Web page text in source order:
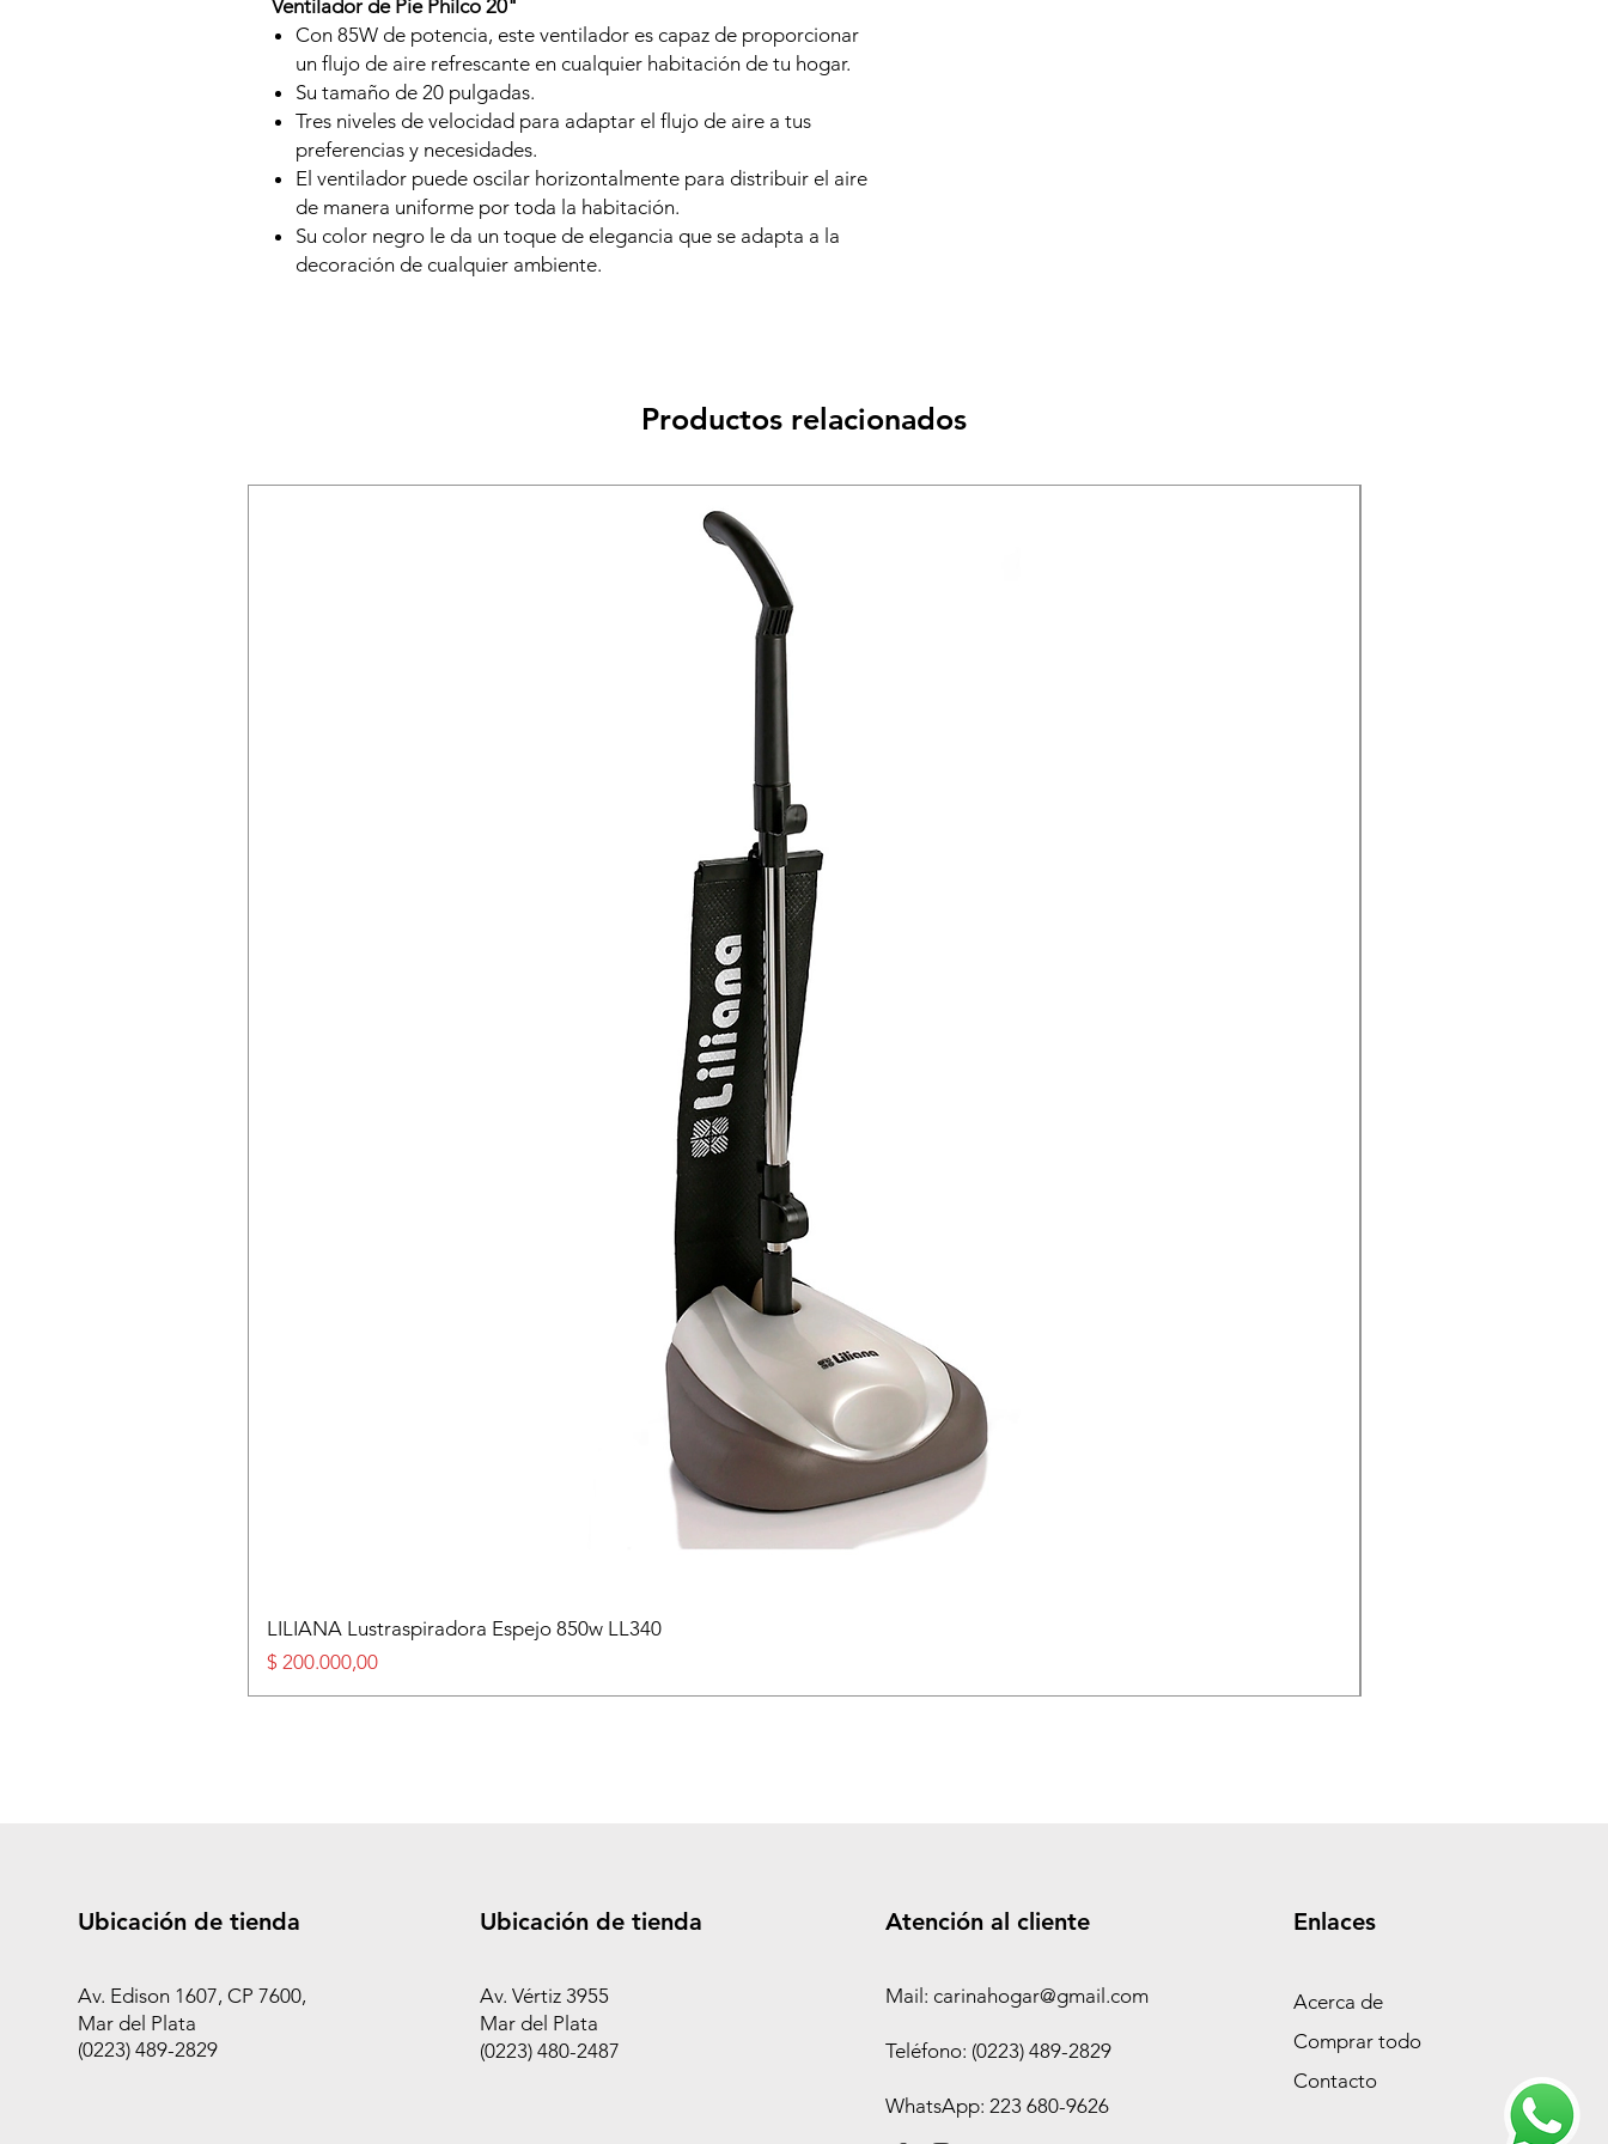
Ventilador de Pie Philco 20"
Con 85W de potencia, este ventilador es capaz de proporcionar
un flujo de aire refrescante en cualquier habitación de tu hogar.
Su tamaño de 20 pulgadas.
Tres niveles de velocidad para adaptar el flujo de aire a tus
preferencias y necesidades.
El ventilador puede oscilar horizontalmente para distribuir el aire
de manera uniforme por toda la habitación.
Su color negro le da un toque de elegancia que se adapta a la
decoración de cualquier ambiente.
Productos relacionados
LILIANA Lustraspiradora Espejo 850w LL340
Precio
$ 200.000,00
Ubicación de tienda
Av. Edison 1607, CP 7600,
Mar del Plata
(0223) 489-2829
Ubicación de tienda
Av. Vértiz 3955
Mar del Plata
(0223) 480-2487
Atención al cliente
Mail: carinahogar@gmail.com
Teléfono: (0223) 489-2829
WhatsApp: 223 680-9626
Enlaces
Acerca de
Comprar todo
Contacto